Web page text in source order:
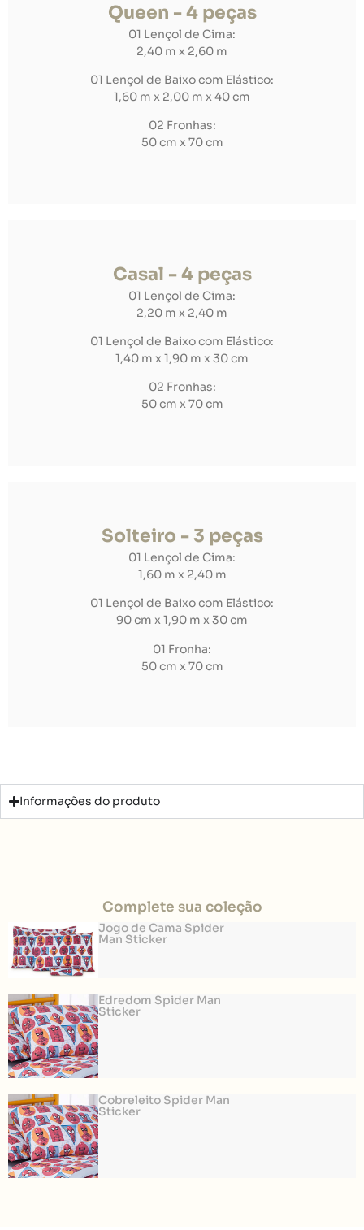
Queen - 4 peças
01 Lençol de Cima:
2,40 m x 2,60 m
01 Lençol de Baixo com Elástico:
1,60 m x 2,00 m x 40 cm
02 Fronhas:
50 cm x 70 cm
Casal - 4 peças
01 Lençol de Cima:
2,20 m x 2,40 m
01 Lençol de Baixo com Elástico:
1,40 m x 1,90 m x 30 cm
02 Fronhas:
50 cm x 70 cm
Solteiro - 3 peças
01 Lençol de Cima:
1,60 m x 2,40 m
01 Lençol de Baixo com Elástico:
90 cm x 1,90 m x 30 cm
01 Fronha:
50 cm x 70 cm
Informações do produto
Complete sua coleção
Jogo de Cama Spider
Man Sticker
Edredom Spider Man
Sticker
Cobreleito Spider Man
Sticker